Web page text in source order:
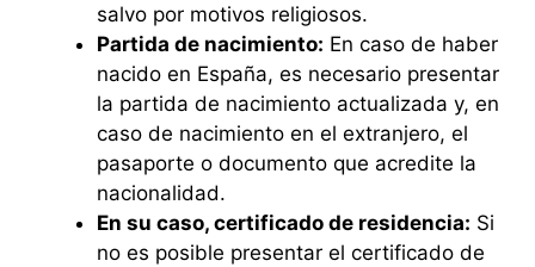
salvo por motivos religiosos.
Partida de nacimiento: En caso de haber
nacido en España, es necesario presentar
la partida de nacimiento actualizada y, en
caso de nacimiento en el extranjero, el
pasaporte o documento que acredite la
nacionalidad.
En su caso, certificado de residencia: Si
no es posible presentar el certificado de